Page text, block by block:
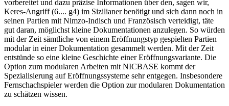
vorbereitet und dazu präzise Informationen über den, sagen wir,
Keres-Angriff (6.... g4) im Sizilianer benötigt und sich dann noch in
seinen Partien mit Nimzo-Indisch und Französisch verteidigt, täte
gut daran, möglichst kleine Dokumentationen anzulegen. So würden
mit der Zeit sämtliche von einem Eröffnungstyp gespielten Partien
modular in einer Dokumentation gesammelt werden. Mit der Zeit
entstünde so eine kleine Geschichte einer Eröffnungsvariante. Die
Option zum modularen Arbeiten mit NICBASE kommt der
Spezialisierung auf Eröffnungssysteme sehr entgegen. Insbesondere
Fernschachspieler werden die Option zur modularen Dokumentation
zu schätzen wissen.